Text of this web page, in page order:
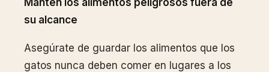
Mantén los alimentos peligrosos fuera de
su alcance
Asegúrate de guardar los alimentos que los
gatos nunca deben comer en lugares a los